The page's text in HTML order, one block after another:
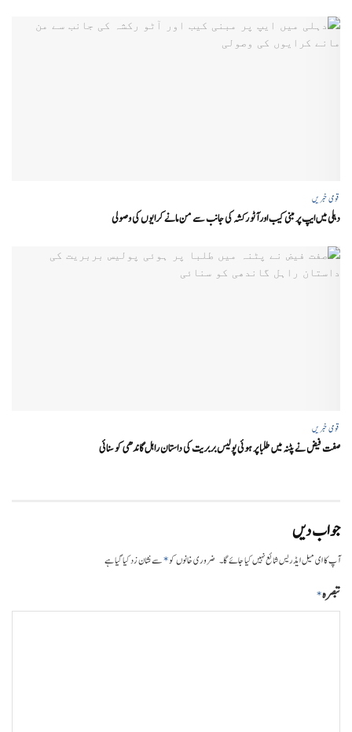
قومی خبریں
دہلی میں ایپ پر مبنی کیب اور آٹو رکشہ کی جانب سے من مانے کرایوں کی وصولی
قومی خبریں
صفت فیض نے پٹنہ میں طلبا پر ہوئی پولیس بربریت کی داستان راہل گاندھی کو سنائی
جواب دیں
آپ کا ای میل ایڈریس شائع نہیں کیا جائے گا۔ ضروری خانوں کو*سے نشان زد کیا گیا ہے
تبصرہ*